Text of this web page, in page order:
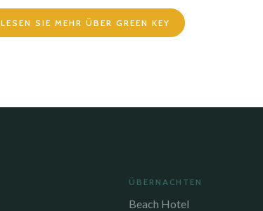
LESEN SIE MEHR ÜBER GREEN KEY
ÜBERNACHTEN
Beach Hotel